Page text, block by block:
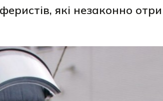
які незаконно